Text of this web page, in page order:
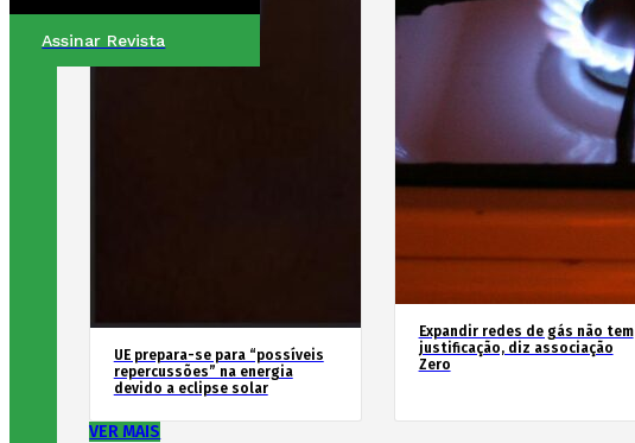
Assinar Revista
UE prepara-se para “possíveis
repercussões” na energia
devido a eclipse solar
Expandir redes de gás não tem
justificação, diz associação
Zero
VER MAIS